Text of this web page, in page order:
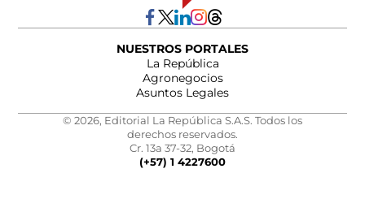
NUESTROS PORTALES
La República
Agronegocios
Asuntos Legales
© 2026, Editorial La República S.A.S. Todos los
derechos reservados.
Cr. 13a 37-32, Bogotá
(+57) 1 4227600